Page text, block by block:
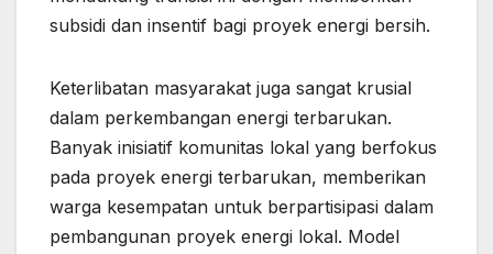
subsidi dan insentif bagi proyek energi bersih.
Keterlibatan masyarakat juga sangat krusial
dalam perkembangan energi terbarukan.
Banyak inisiatif komunitas lokal yang berfokus
pada proyek energi terbarukan, memberikan
warga kesempatan untuk berpartisipasi dalam
pembangunan proyek energi lokal. Model